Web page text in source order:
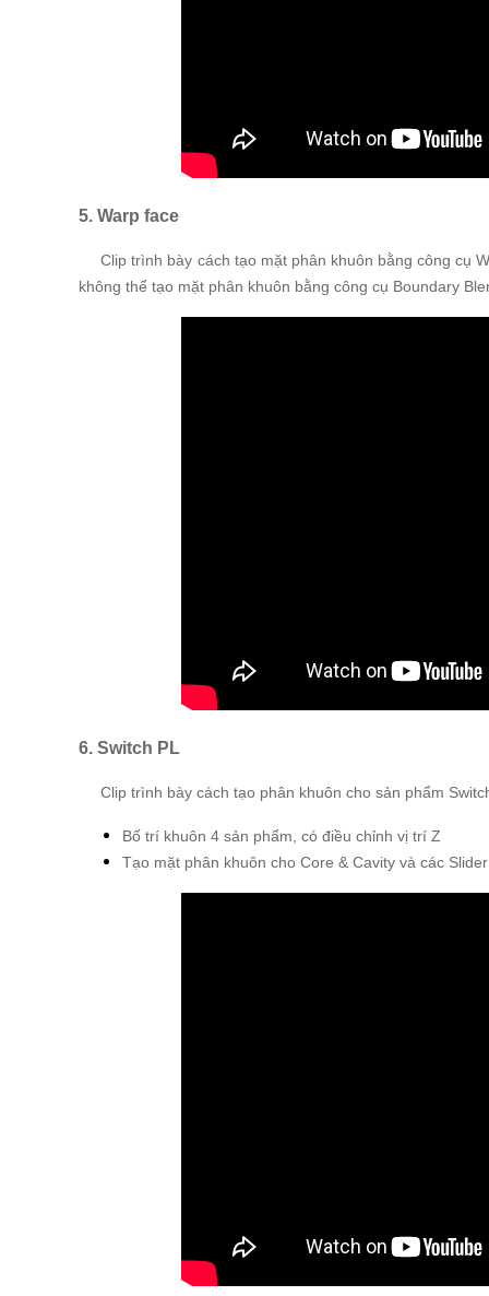
5. Warp face
Clip trình bày cách tạo mặt phân khuôn bằng công cụ
không thể tạo mặt phân khuôn bằng công cụ Boundary
6. Switch PL
Clip trình bày cách tạo phân khuôn cho sản phẩm
Bố trí khuôn 4 sản phẩm, có điều chỉnh vị trí Z
Tạo mặt phân khuôn cho Core & Cavity và các Slider